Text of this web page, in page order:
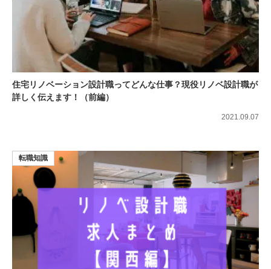
住宅リノベーション設計職ってどんな仕事？現役リノベ設計職が
詳しく伝えます！（前編）
2021.09.07
転職知識